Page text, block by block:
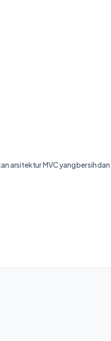
arsitektur MVC yang bersih